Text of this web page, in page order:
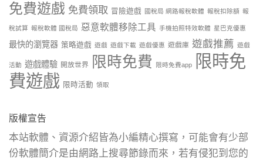
免費遊戲 免費領取 冒險遊戲 國稅局 網路報稅軟體 報稅扣除額 報
稅試算 報稅軟體 國稅局 惡意軟體移除工具 手機拍照特效軟體 星巴克優惠
最快的瀏覽器 策略遊戲 遊戲 遊戲下載 遊戲優惠 遊戲庫 遊戲推薦 遊戲
活動 遊戲體驗 開放世界 限時免費 限時免費app
限時免
費遊戲 限時活動 領取
版權宣告
本站軟體、資源介紹皆為小編精心撰寫，可能會有少部
份軟體簡介是由網路上搜尋節錄而來，若有侵犯到您的